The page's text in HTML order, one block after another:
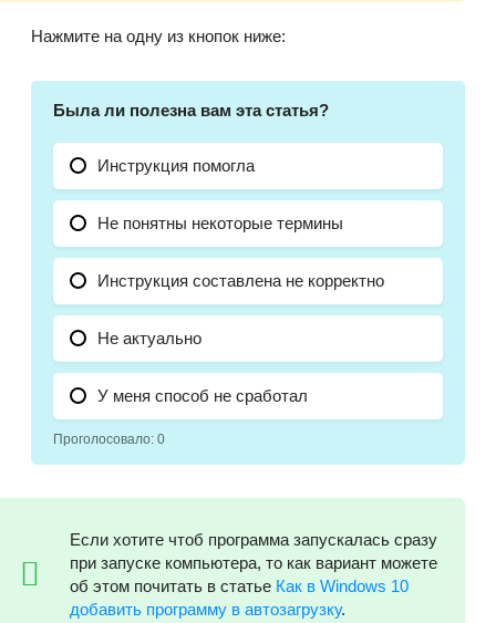
Нажмите на одну из кнопок ниже:
Была ли полезна вам эта статья?
Инструкция помогла
Не понятны некоторые термины
Инструкция составлена не корректно
Не актуально
У меня способ не сработал
Проголосовало: 0
Если хотите чтоб программа запускалась сразу
при запуске компьютера, то как вариант можете
об этом почитать в статье Как в Windows 10
добавить программу в автозагрузку.